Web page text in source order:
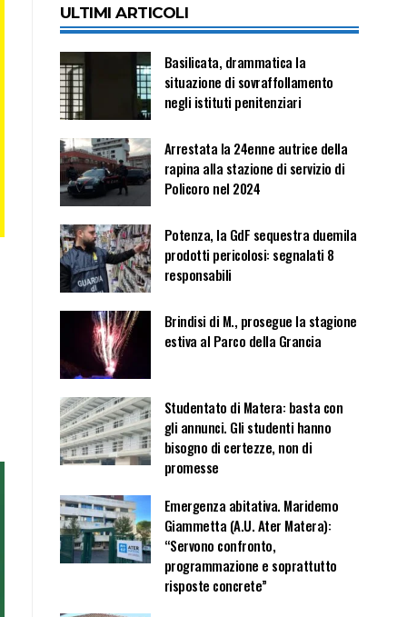
ULTIMI ARTICOLI
Basilicata, drammatica la
situazione di sovraffollamento
negli istituti penitenziari
Arrestata la 24enne autrice della
rapina alla stazione di servizio di
Policoro nel 2024
Potenza, la GdF sequestra duemila
prodotti pericolosi: segnalati 8
responsabili
Brindisi di M., prosegue la stagione
estiva al Parco della Grancia
Studentato di Matera: basta con
gli annunci. Gli studenti hanno
bisogno di certezze, non di
promesse
Emergenza abitativa. Maridemo
Giammetta (A.U. Ater Matera):
“Servono confronto,
programmazione e soprattutto
risposte concrete”